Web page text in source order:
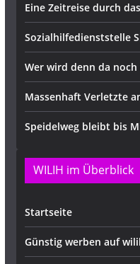
Eine Zeitreise durch
Sozialhilfedienststelle
Wer wird denn da
Massenhaft Verletzte
Speidelweg bleibt bis
WILIH im Überblick
Startseite
Günstig werben auf